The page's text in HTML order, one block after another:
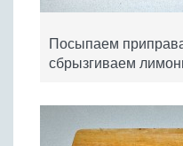
Посыпаем
сбрызгиваем